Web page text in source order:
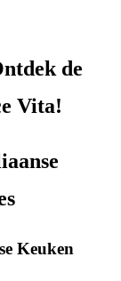
de
Vita!
Keuken